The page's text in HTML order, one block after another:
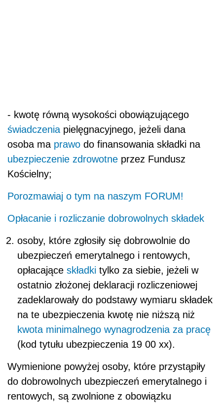
- kwotę równą wysokości obowiązującego
świadczenia pielęgnacyjnego, jeżeli dana
osoba ma prawo do finansowania składki na
ubezpieczenie zdrowotne przez Fundusz
Kościelny;
Porozmawiaj o tym na naszym FORUM!
Opłacanie i rozliczanie dobrowolnych składek
osoby, które zgłosiły się dobrowolnie do
ubezpieczeń emerytalnego i rentowych,
opłacające składki tylko za siebie, jeżeli w
ostatnio złożonej deklaracji rozliczeniowej
zadeklarowały do podstawy wymiaru składek
na te ubezpieczenia kwotę nie niższą niż
kwota minimalnego wynagrodzenia za pracę
(kod tytułu ubezpieczenia 19 00 xx).
Wymienione powyżej osoby, które przystąpiły
do dobrowolnych ubezpieczeń emerytalnego i
rentowych, są zwolnione z obowiązku